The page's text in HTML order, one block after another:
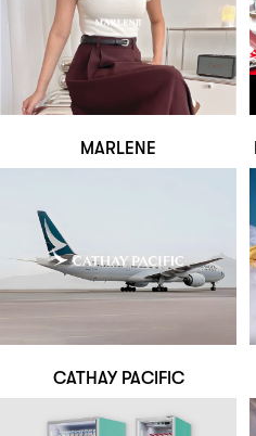
MARLENE
CATHAY PACIFIC